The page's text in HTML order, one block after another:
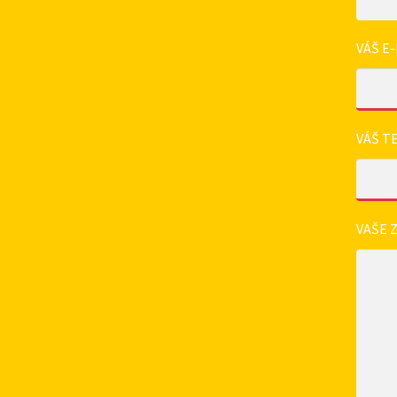
VÁŠ
VÁŠ
VAŠE